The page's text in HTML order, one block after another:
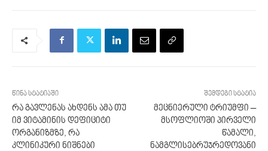
წინა სტატიაში
რა გავლენას ახდენს ამა თუ
იმ ვიტამინის დეფიციტი
ორგანიზმზე, რა
კლინიკური ნიშნები
შემდეგი სტატია
მეცნიერული ტრიუმფი –
მსოფლიოში პირველი
წამალი,
ნამგლისებრუჯრედოვანი